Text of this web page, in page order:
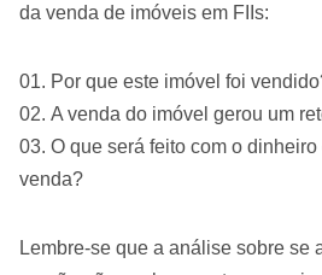
da venda de imóveis em FIIs:
Por que este imóvel foi
A venda do imóvel gerou um
O que será feito com o
venda?
Lembre-se que a análise sobre se